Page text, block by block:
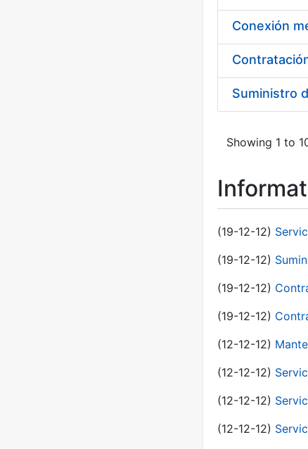
Suministro
Showing 1 to
(19-12-12)
(19-12-12)
(19-12-12)
(19-12-12)
(12-12-12)
(12-12-12)
(12-12-12)
(12-12-12)